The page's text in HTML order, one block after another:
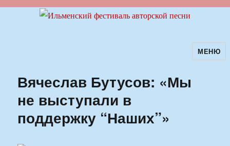
Ильменский фестиваль авторскойМЕНЮ
Вячеслав Бутусов: «Мы
не выступали в
поддержку “Наших”»